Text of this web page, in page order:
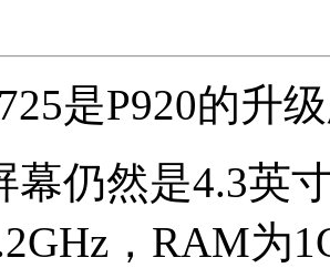
是P920的升
幕仍然是4.3英
，RAM为